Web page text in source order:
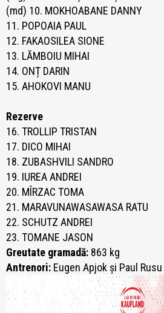
(md) 10. MOKHOABANE DANNY
11. POPOAIA PAUL
12. FAKAOSILEA SIONE
13. LĂMBOIU MIHAI
14. ONȚ DARIN
15. AHOKOVI MANU
Rezerve
16. TROLLIP TRISTAN
17. DICO MIHAI
18. ZUBASHVILI SANDRO
19. IUREA ANDREI
20. MÎRZAC TOMA
21. MARAVUNAWASAWASA RATU
22. SCHUTZ ANDREI
23. TOMANE JASON
Greutate gramadă: 863 kg
Antrenori: Eugen Apjok și Paul Rusu